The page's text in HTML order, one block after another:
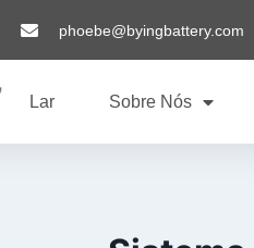
phoebe@byingbattery.com
Lar Sobre Nós